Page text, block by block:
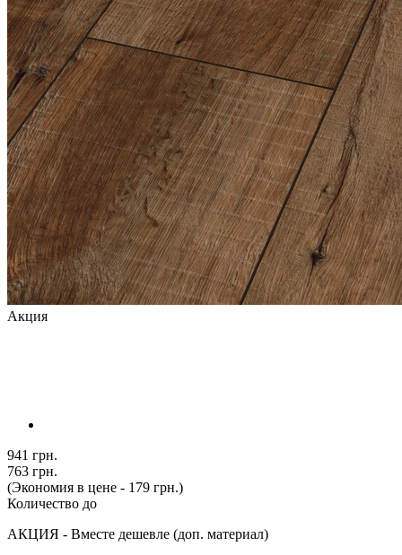
Акция
941 грн.
763 грн.
(Экономия в цене - 179 грн.)
Количество до
АКЦИЯ - Вместе дешевле (доп. материал)